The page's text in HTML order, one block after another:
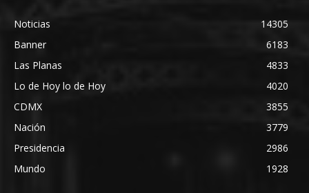
Noticias
14305
Banner
6183
Las Planas
4833
Lo de Hoy lo de Hoy
4020
CDMX
3855
Nación
3779
Presidencia
2986
Mundo
1928